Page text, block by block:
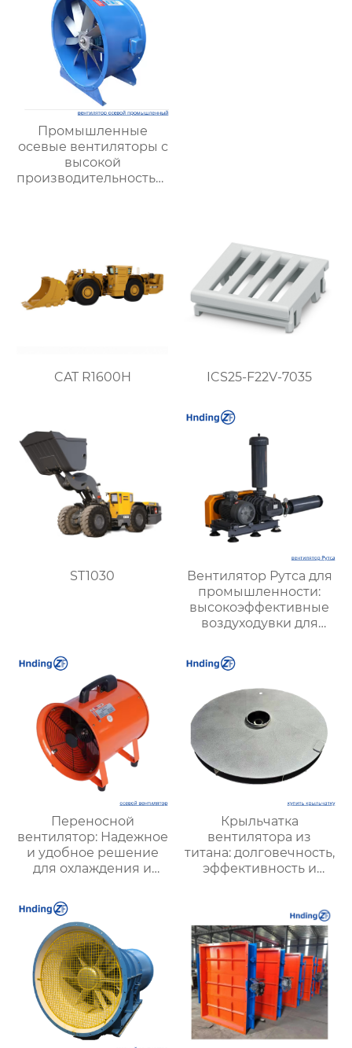
Промышленные
осевые вентиляторы с
высокой
производительностью:
CAT R1600H ICS25-F22V-7035
ST1030
Вентилятор Рутса для
промышленности:
высокоэффективные
воздуходувки для
оборудования
Переносной
вентилятор: Надежное
и удобное решение
для охлаждения и
условиях
Крыльчатка
вентилятора из
титана: долговечность,
эффективность и